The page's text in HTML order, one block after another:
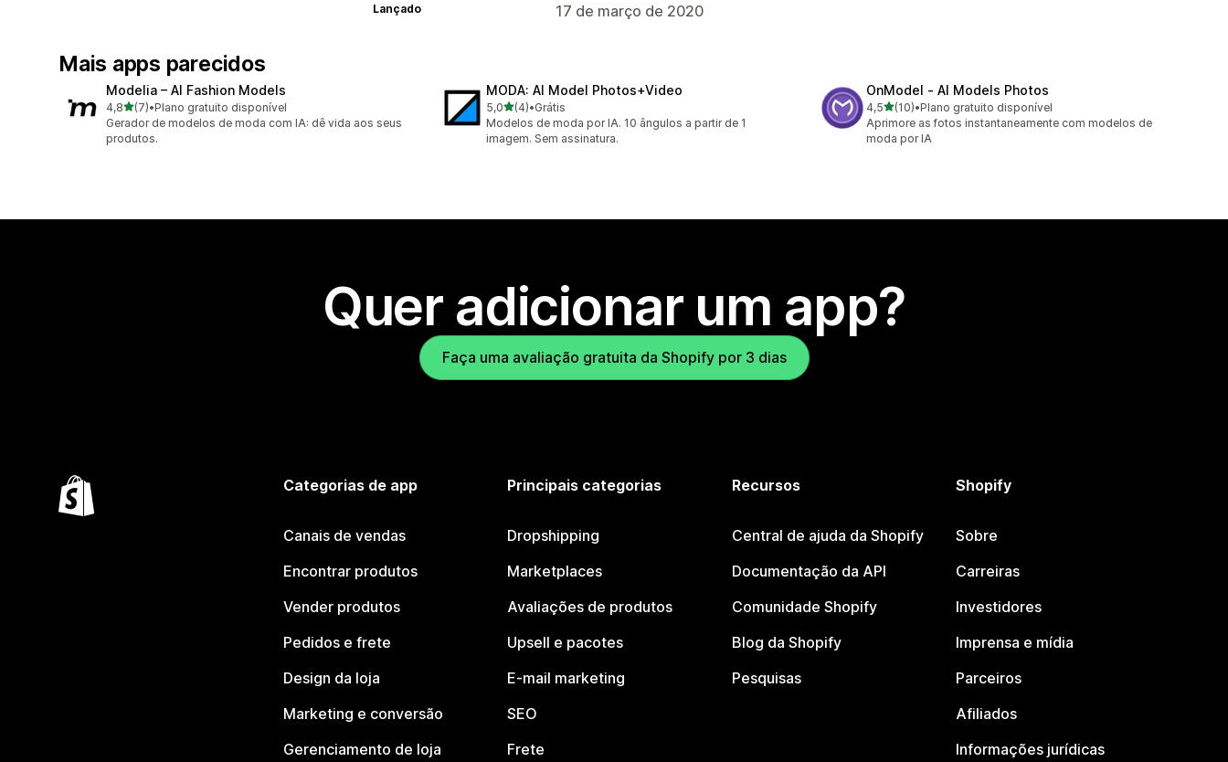
Lançado 17 de março de 2020
Mais apps parecidos
Modelia – AI Fashion Models
4,8de 5 estrelas
(7)
7 avaliações ao todo
•Plano gratuito disponível
Gerador de modelos de moda com IA: dê vida aos seus
produtos.
MODA: AI Model Photos+Video
5,0de 5 estrelas
(4)
4 avaliações ao todo
•Grátis
Modelos de moda por IA. 10 ângulos a partir de 1
imagem. Sem assinatura.
OnModel ‑ AI Models Photos
4,5de 5 estrelas
(10)
10 avaliações ao todo
•Plano gratuito disponível
Aprimore as fotos instantaneamente com modelos de
moda por IA
Quer adicionar um app?
Faça uma avaliação gratuita da Shopify por 3 dias
Categorias de app
Canais de vendas
Encontrar produtos
Vender produtos
Pedidos e frete
Design da loja
Marketing e conversão
Gerenciamento de loja
Principais categorias
Dropshipping
Marketplaces
Avaliações de produtos
Upsell e pacotes
E-mail marketing
SEO
Frete
Recursos
Central de ajuda da Shopify
Documentação da API
Comunidade Shopify
Blog da Shopify
Pesquisas
Shopify
Sobre
Carreiras
Investidores
Imprensa e mídia
Parceiros
Afiliados
Informações jurídicas